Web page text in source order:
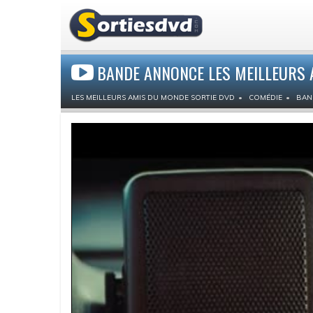
BANDE ANNONCE LES
LES MEILLEURS AMIS DU MONDE SORTIE DVD COMÉDIE